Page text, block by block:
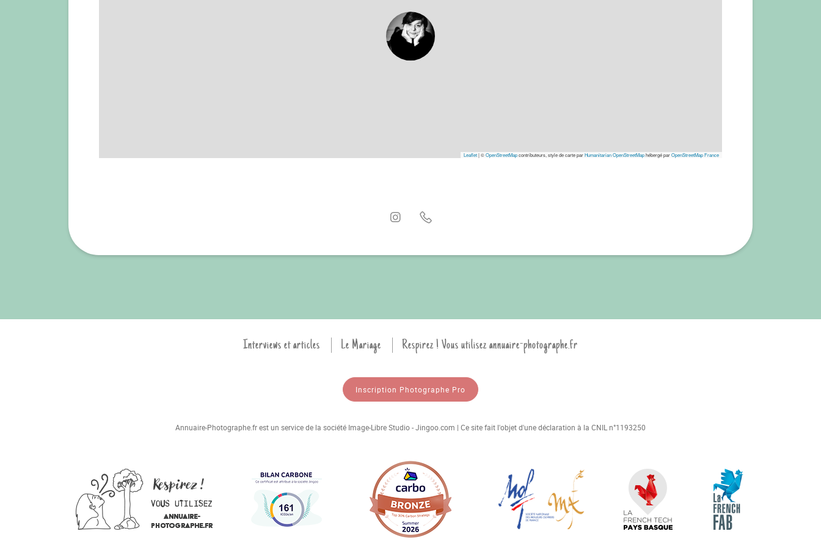
Leaflet|©OpenStreetMapcontributeurs, style de carte parHumanitarian OpenStreetMaphébergé parOpenStreetMap France
Interviews et articles Le Mariage Respirez ! Vous utilisez annuaire-photographe.fr
Inscription Photographe Pro
Annuaire-Photographe.fr est un service de la société Image-Libre Studio - Jingoo.com | Ce site fait l'objet d'une déclaration à la CNIL n°1193250